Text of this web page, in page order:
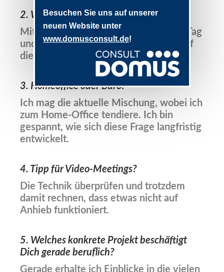
Besuchen Sie uns auf unserer
neuen Website unter
www.domusconsult.de!
2. Wie startest Du in den Tag?
Mit einem Frühstück starte ich in den Tag
und danach geht es mit einem Blick auf
die To-do-Liste und die E-Mails los.
3. Homeoffice oder Büro?
Ich mag die aktuelle Mischung, wobei ich
zum Home-Office tendiere. Ich bin
gespannt, wie sich diese Frage langfristig
entwickelt.
4. Tipp für Video-Meetings?
Die Technik überprüfen und trotzdem
damit rechnen, dass etwas nicht auf
Anhieb funktioniert.
5. Welches konkrete Projekt beschäftigt
Dich gerade beruflich?
Gerade erhalte ich Einblicke in die vielen